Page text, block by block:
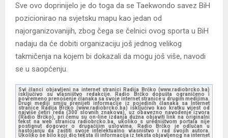
Sve ovo doprinijelo je do toga da se Taekwondo savez BiH
pozicionirao na svjetsku mapu kao jedan od
najorganizovanijih, zbog čega se čelnici ovog sporta u BiH
nadaju da će dobiti organizaciju još jednog velikog
takmičenja na kojem bi dokazali da mogu još više, navodi
se u saopćenju.
Svi članci objavljeni na internet stranici Radija Brčko (www.radiobrcko.ba)
isključivo su vlasništvo redakcije. Radio Brčko dopušta ograničeno i
povremeno prenošenje članaka sa svoje internet stranice u drugim medijima.
Drugi mediji smiju prenijeti informacije iz pojedinih članaka sa Internet
stranice Radija Brčko (www.radiobrcko.ba) isključivo kao kratku vijest od
najviše četiri reda (300 slovnih znakova), uz obavezno navođenje izvora
(Radio Brčko), pri čemu su on-line izdanja dužna objaviti link na originalni
tekst na web stranicu radiobrcko.ba, ukoliko s uredništvom portala nije
postignut dogovor o drugačijim uslovima. Radio Brčko je odlučan u
nastojanju da zaštiti svoje intelektualno vlasništvo i rad svojih autora.
Ukoliko se bilo koji dio teksta ili informacija iz teksta objavljenog na internet